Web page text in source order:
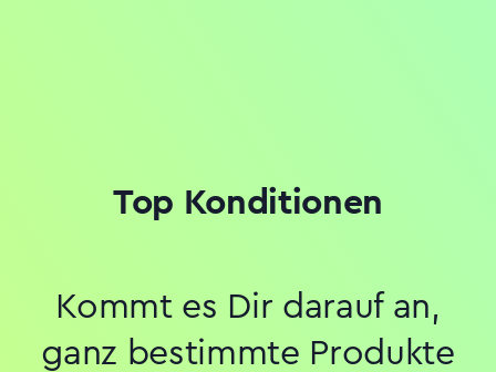
Top Konditionen
Kommt es Dir darauf an,
ganz bestimmte Produkte